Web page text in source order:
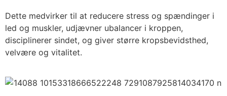
Dette medvirker til at reducere stress og spændinger i
led og muskler, udjævner ubalancer i kroppen,
disciplinerer sindet, og giver større kropsbevidsthed,
velvære og vitalitet.